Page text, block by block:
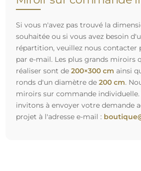
Si vous n'avez pas trouvé la
souhaitée ou si vous avez besoin
répartition, veuillez nous contacter
par e-mail. Les plus grands miroirs
réaliser sont de 200×300 cm ainsi
ronds d'un diamètre de 200 cm.
miroirs sur commande individuelle.
invitons à envoyer votre demande
projet à l'adresse e-mail :